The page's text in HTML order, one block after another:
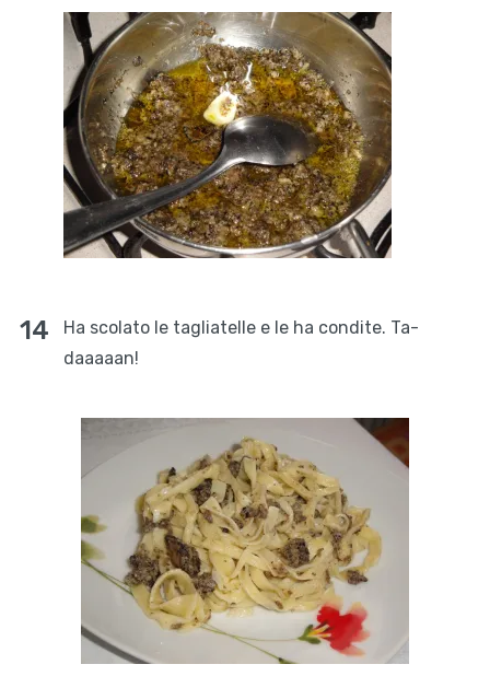
Ha scolato le tagliatelle e le ha condite. Ta-
daaaaan!